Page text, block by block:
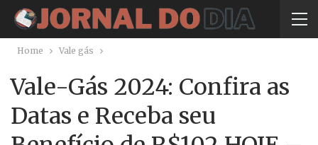
Home Vale gás
Vale-Gás 2024: Confira as
Datas e Receba seu